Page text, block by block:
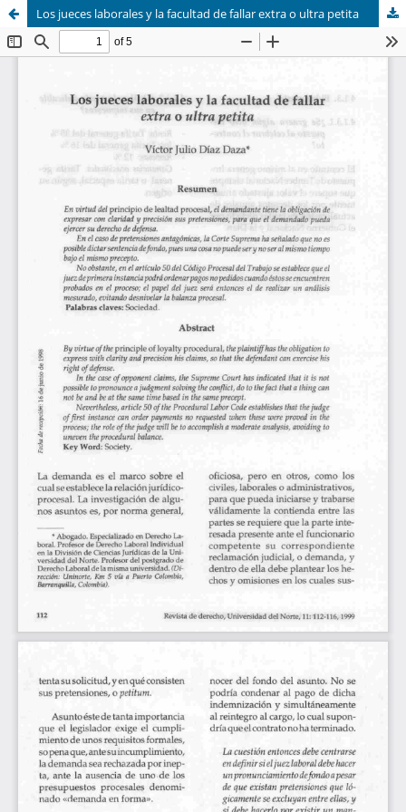
Los jueces laborales y la facultad de fallar extra o ultra petita